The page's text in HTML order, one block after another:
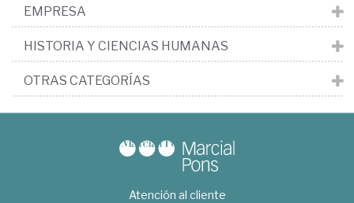
EMPRESA
HISTORIA Y CIENCIAS HUMANAS
OTRAS CATEGORÍAS
Atención al cliente